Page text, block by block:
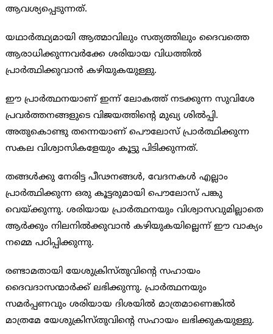
ആവശ്യപ്പെടുന്നത്.
യഥാര്‍ത്ഥ്യമായി ആത്മാവിലും സത്യത്തിലും ദൈവത്തെ
ആരാധിക്കുന്നവര്‍ക്കേ ശരിയായ വിധത്തില്‍
പ്രാര്‍ത്ഥിക്കുവാന്‍ കഴിയുകയുള്ളു.
ഈ പ്രാര്‍ത്ഥനയാണ് ഇന്ന് ലോകത്ത് നടക്കുന്ന സുവിശേ
പ്രവര്‍ത്തനങ്ങളുടെ വിജയത്തിന്റെ മുഖ്യ ശില്‍പ്പി.
അതുകൊണ്ടു തന്നെയാണ് പൌലോസ് പ്രാര്‍ത്ഥിക്കുന്ന
സകല വിശ്വാസികളേയും കൂട്ടു പിടിക്കുന്നത്.
തങ്ങള്‍ക്കു നേരിട്ട പീഢനങ്ങള്‍, വേദനകള്‍ എല്ലാം
പ്രാര്‍ത്ഥിക്കുന്ന ഒരു കൂട്ടരുമായി പൌലോസ് പങ്കു
വെയ്ക്കുന്നു. ശരിയായ പ്രാര്‍ത്ഥനയും വിശ്വാസവുമില്ലാതെ
ആര്‍ക്കും നിലനില്‍ക്കുവാന്‍ കഴിയുകയില്ലെന്ന് ഈ വാക്യം
നമ്മെ പഠിപ്പിക്കുന്നു.
രണ്ടാമതായി യേശുക്രിസ്തുവിന്റെ സഹായം
ദൈവദാസന്മാര്‍ക്ക് ലഭിക്കുന്നു. പ്രാര്‍ത്ഥനയും
സമര്‍പ്പണവും ശരിയായ ദിശയില്‍ മാത്രമാണെങ്കില്‍
മാത്രമേ യേശുക്രിസ്തുവിന്റെ സഹായം ലഭിക്കുകയുള്ളു.